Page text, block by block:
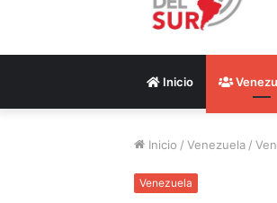
Inicio
Inicio / Venezuela /
Venezuela